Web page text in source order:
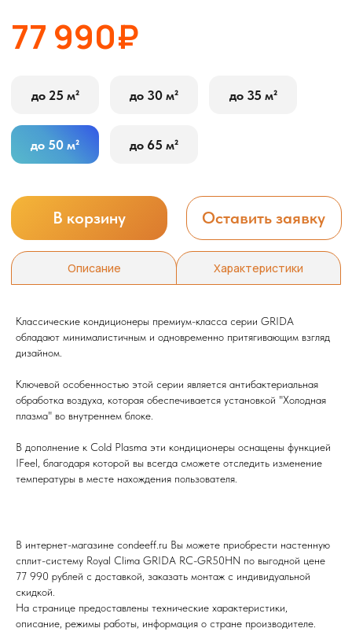
Описание
Классические кондиционеры премиум-класса серии GRIDA
обладают минималистичным и одновременно притягивающим взгляд
дизайном.
Ключевой особенностью этой серии является антибактериальная
обработка воздуха, которая обеспечивается установкой "Холодная
плазма" во внутреннем блоке.
В дополнение к Cold Plasma эти кондиционеры оснащены функцией
IFeel, благодаря которой вы всегда сможете отследить изменение
температуры в месте нахождения пользователя.
В интернет-магазине condeeff.ru Вы можете приобрести настенную
сплит-систему Royal Clima GRIDA RC-GR50HN по выгодной цене
77 990 рублей с доставкой, заказать монтаж с индивидуальной
скидкой.
На странице предоставлены технические характеристики,
описание, режимы работы, информация о стране производителе.
Я согласен (на) с политикой обработки персональных данных
Отправить
Не нашли то, что искали или
Оставьте заявку, и мы подберем
вам нужный товар
Мы всегда рады вам помочь